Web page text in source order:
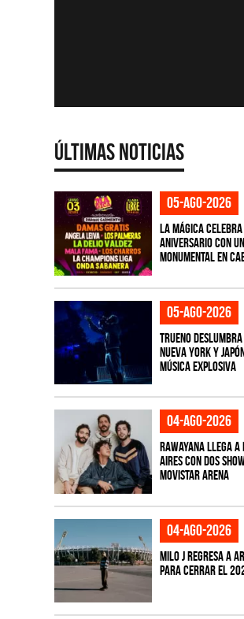
Últimas Noticias
05-ago-2026
La Mágica celebra
aniversario con
monumental en
05-ago-2026
TRUENO
Nueva York y
música explosiva
04-ago-2026
Rawayana llega a
Aires con dos
Movistar Arena
04-ago-2026
Milo J regresa a
para cerrar el